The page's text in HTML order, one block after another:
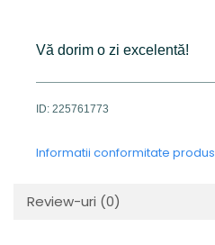
Vă dorim o zi excelentă!
ID: 225761773
Informatii conformitate produs
Review-uri (0)